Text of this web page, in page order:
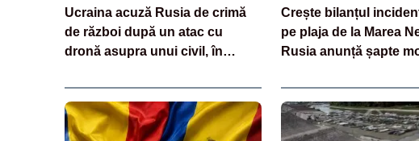
Ucraina acuză Rusia de crimă
de război după un atac cu
dronă asupra unui civil, în
VIDEO
Crește bilanțul
pe plaja de la Marea
Rusia anunță șapte